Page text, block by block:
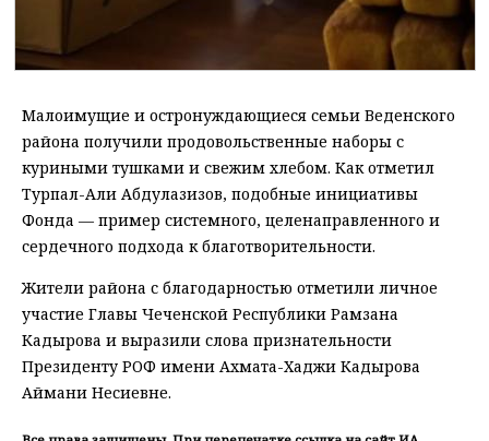
Малоимущие и остронуждающиеся семьи Веденского
района получили продовольственные наборы с
куриными тушками и свежим хлебом. Как отметил
Турпал-Али Абдулазизов, подобные инициативы
Фонда — пример системного, целенаправленного и
сердечного подхода к благотворительности.
Жители района с благодарностью отметили личное
участие Главы Чеченской Республики Рамзана
Кадырова и выразили слова признательности
Президенту РОФ имени Ахмата-Хаджи Кадырова
Аймани Несиевне.